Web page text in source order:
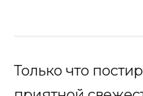
Только что